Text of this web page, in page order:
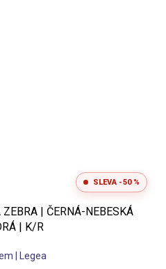
SLEVA -50 %
| ČERNÁ-NEBESKÁ
| K/R
| Legea